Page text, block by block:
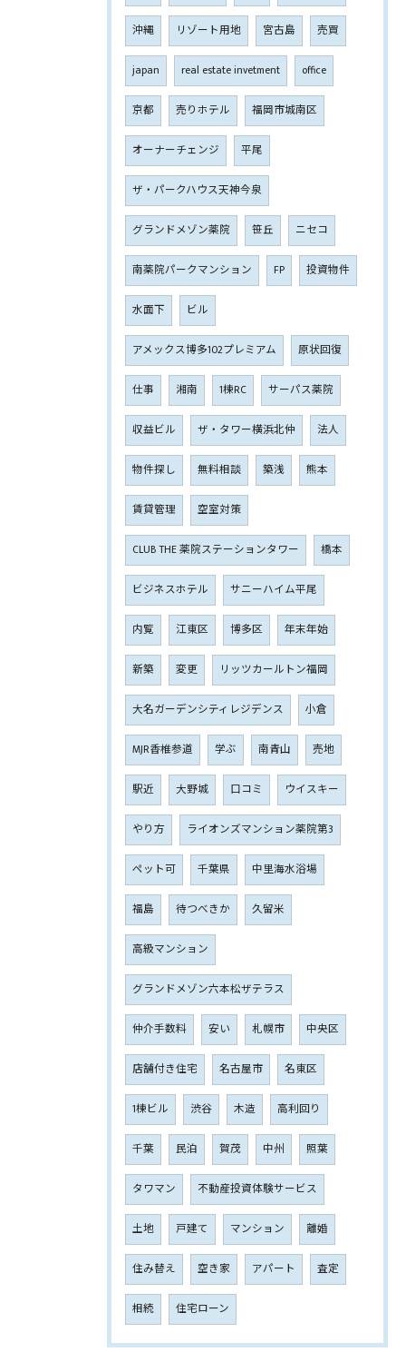
沖縄 リゾート用地 宮古島 売買
japan real estate invetment office
京都 売りホテル 福岡市城南区
オーナーチェンジ 平尾
ザ・パークハウス天神今泉
グランドメゾン薬院 笹丘 ニセコ
南薬院パークマンション FP 投資物件
水面下 ビル
アメックス博多102プレミアム 原状回復
仕事 湘南 1棟RC サーパス薬院
収益ビル ザ・タワー横浜北仲 法人
物件探し 無料相談 築浅 熊本
賃貸管理 空室対策
CLUB THE 薬院ステーションタワー 橋本
ビジネスホテル サニーハイム平尾
内覧 江東区 博多区 年末年始
新築 変更 リッツカールトン福岡
大名ガーデンシティレジデンス 小倉
MJR香椎参道 学ぶ 南青山 売地
駅近 大野城 口コミ ウイスキー
やり方 ライオンズマンション薬院第3
ペット可 千葉県 中里海水浴場
福島 待つべきか 久留米
高級マンション
グランドメゾン六本松ザテラス
仲介手数料 安い 札幌市 中央区
店舗付き住宅 名古屋市 名東区
1棟ビル 渋谷 木造 高利回り
千葉 民泊 賀茂 中州 照葉
タワマン 不動産投資体験サービス
土地 戸建て マンション 離婚
住み替え 空き家 アパート 査定
相続 住宅ローン